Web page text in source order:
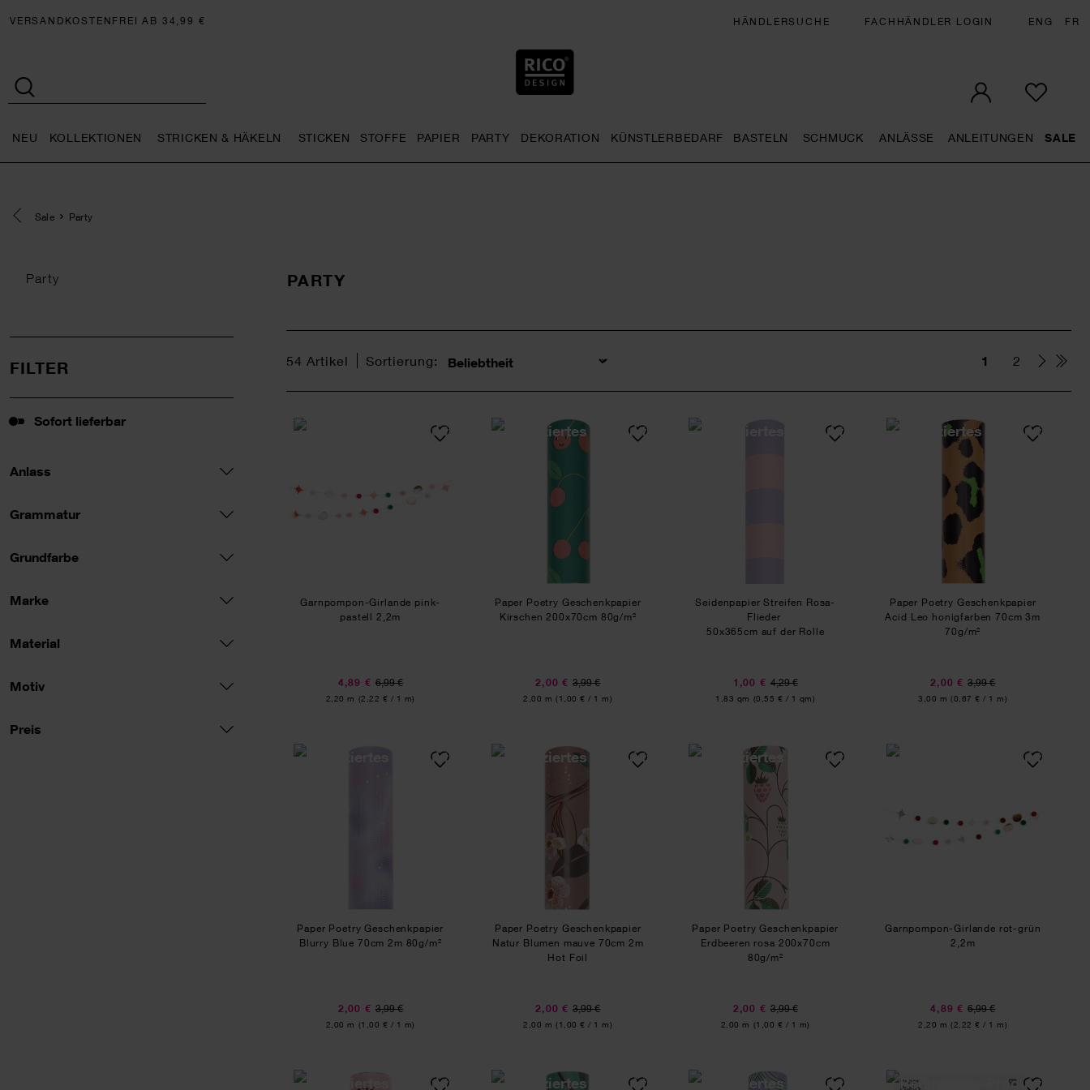
VERSANDKOSTENFREI AB 34,99 € HÄNDLERSUCHE FACHHÄNDLER LOGIN ENG FR
NEU KOLLEKTIONEN STRICKEN & HÄKELN STICKEN STOFFE PAPIER PARTY DEKORATION KÜNSTLERBEDARF BASTELN SCHMUCK ANLÄSSE ANLEITUNGEN SALE
Eine Kategorie zurück navigieren
Sale Party
Party
FILTER
Sofort lieferbar
Sofort lieferbar
Anlass
Grammatur
Grundfarbe
Marke
Material
Motiv
Preis
Preis
PARTY
54 Artikel Sortierung:
Sortierung
1 2
Garnpompon-Girlande pink-pastell 2,2m
Garnpompon-Girlande pink-
pastell 2,2m
4,89 € 6,99 €
Inhalt:
2,20 m (2,22 € / 1 m)
Paper Poetry Geschenkpapier Kirschen 200x70cm 80g/m²
Paper Poetry Geschenkpapier
Kirschen 200x70cm 80g/m²
2,00 € 3,99 €
Inhalt:
2,00 m (1,00 € / 1 m)
Seidenpapier Streifen Rosa-Flieder
Seidenpapier Streifen Rosa-
Flieder
50x365cm auf der Rolle
1,00 € 4,29 €
Inhalt:
1,83 qm (0,55 € / 1 qm)
Paper Poetry
Paper Poetry Geschenkpapier
Acid Leo honigfarben 70cm 3m
70g/m²
2,00 € 3,99 €
Inhalt:
3,00 m (0,67 € / 1 m)
Paper Poetry Geschenkpapier Blurry Blue 70cm 2m 80g/m²
Paper Poetry Geschenkpapier
Blurry Blue 70cm 2m 80g/m²
2,00 € 3,99 €
Inhalt:
2,00 m (1,00 € / 1 m)
Paper Poetry Geschenkpapier Natur Blumen mauve 70cm 2m Hot Foil
Paper Poetry Geschenkpapier
Natur Blumen mauve 70cm 2m
Hot Foil
2,00 € 3,99 €
Inhalt:
2,00 m (1,00 € / 1 m)
Paper Poetry Geschenkpapier Erdbeeren rosa
Paper Poetry Geschenkpapier
Erdbeeren rosa 200x70cm
80g/m²
2,00 € 3,99 €
Inhalt:
2,00 m (1,00 € / 1 m)
Garnpompon-Girlande rot-grün
2,2m
4,89 € 6,99 €
Inhalt:
2,20 m (2,22 € / 1 m)
Paper Poetry Geschenkpapier Blüten rosa 70cm 2m 80g/m²Paper Poetry Geschenkpapier Kirschblütenranken 200x70cm 80g/m²
Seidenpapier Myzel Lila